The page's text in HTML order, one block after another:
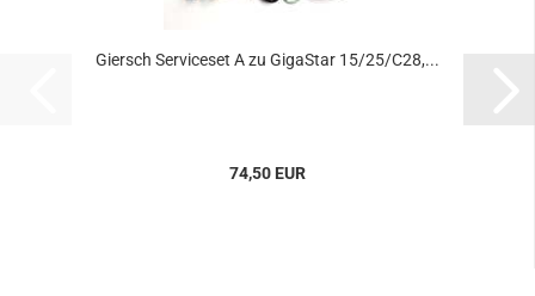
Giersch Serviceset A zu GigaStar 15/25/C28,...
74,50 EUR